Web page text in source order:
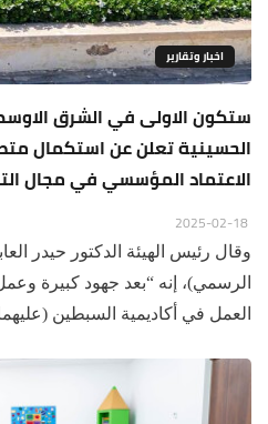
اخبار وتقارير
ستكون الاولى في الشرق
الحسينية تعلن عن استكمال
الاعتماد المؤسسي في مجال
وقال رئيس الهيئة الدكتور حيدر
الرسمي)، إنه “بعد جهود كبيرة
العمل في أكاديمية السبطين